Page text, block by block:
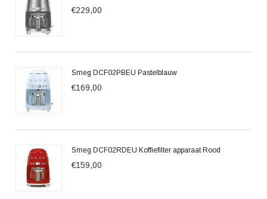
€229,00
Smeg DCF02PBEU Pastelblauw
€169,00
Smeg DCF02RDEU Koffiefilter apparaat Rood
€159,00